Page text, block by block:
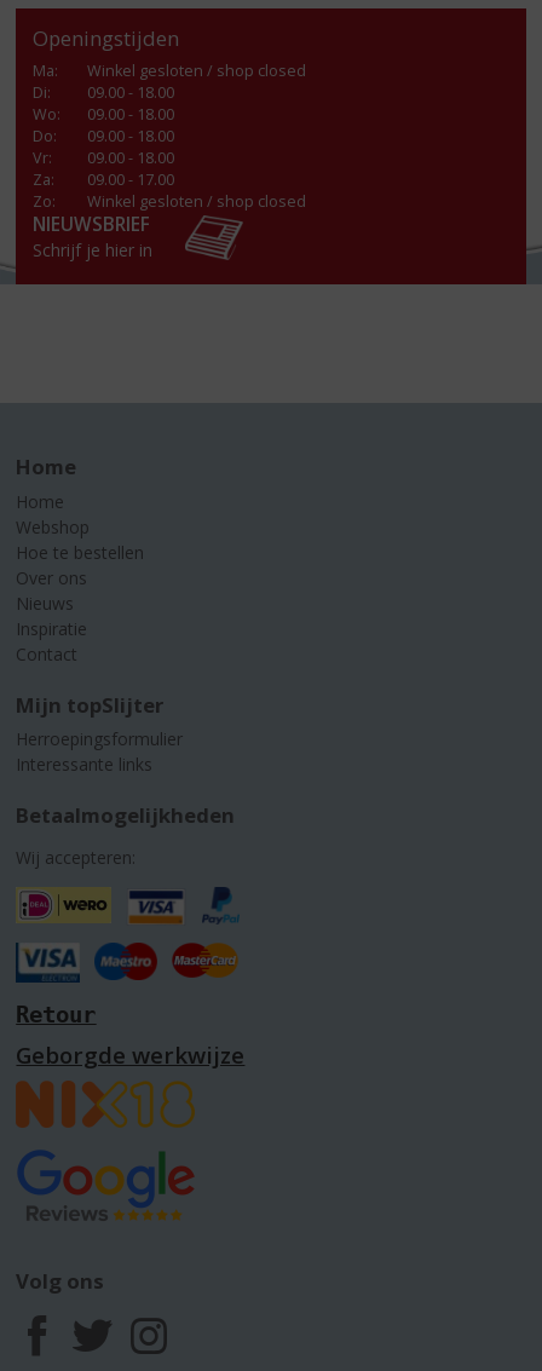
Openingstijden
Ma:
Winkel gesloten / shop closed
Di:
09.00 - 18.00
Wo:
09.00 - 18.00
Do:
09.00 - 18.00
Vr:
09.00 - 18.00
Za:
09.00 - 17.00
Zo:
Winkel gesloten / shop closed
NIEUWSBRIEF
Schrijf je hier in
Home
Home
Webshop
Hoe te bestellen
Over ons
Nieuws
Inspiratie
Contact
Mijn topSlijter
Herroepingsformulier
Interessante links
Betaalmogelijkheden
Wij accepteren:
Retour
Geborgde werkwijze
Volg ons
F
T
I